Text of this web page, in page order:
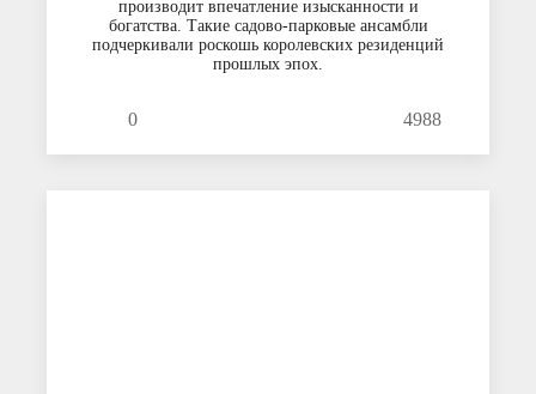
производит впечатление изысканности и
богатства. Такие садово-парковые ансамбли
подчеркивали роскошь королевских резиденций
прошлых эпох.
0 4988